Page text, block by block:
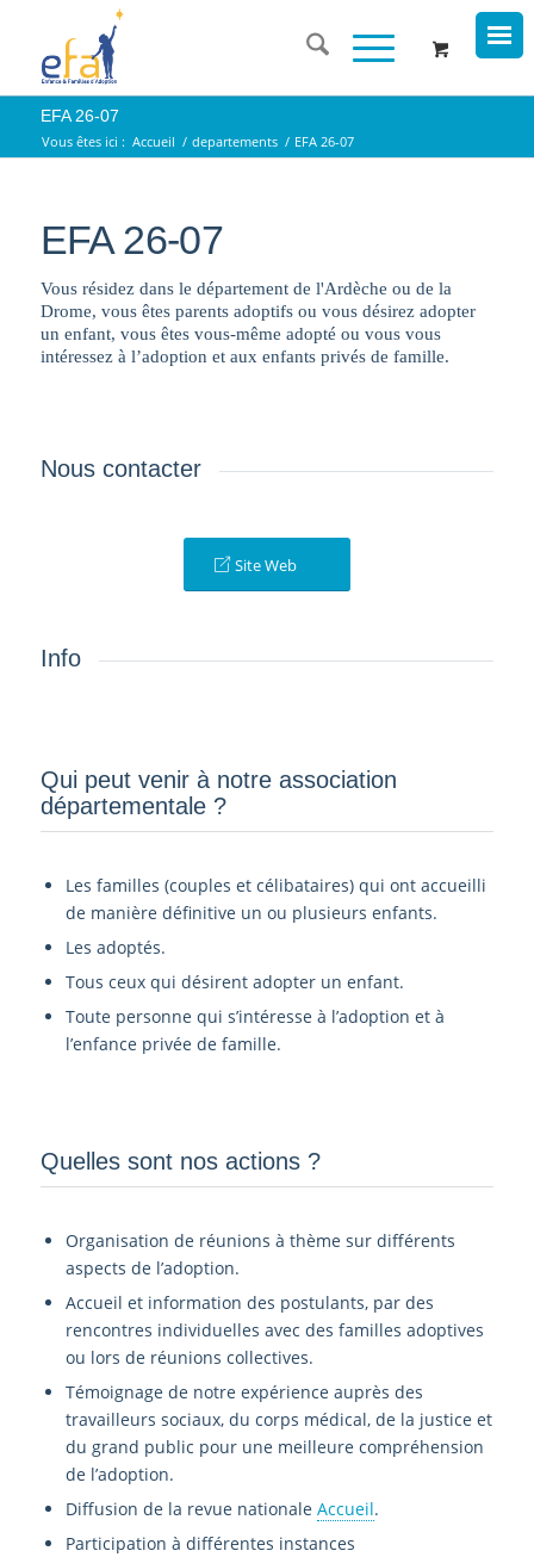
EFA 26-07
Vous êtes ici : Accueil / departements / EFA 26-07
EFA 26-07
Vous résidez dans le département de l'Ardèche ou de la
Drome, vous êtes parents adoptifs ou vous désirez adopter
un enfant, vous êtes vous-même adopté ou vous vous
intéressez à l’adoption et aux enfants privés de famille.
Nous contacter
Site Web
Info
Qui peut venir à notre association
départementale ?­
Les familles (couples et célibataires) qui ont accueilli
de manière définitive un ou plusieurs enfants.
Les adoptés.
Tous ceux qui désirent adopter un enfant.
Toute personne qui s’intéresse à l’adoption et à
l’enfance privée de famille.
Quelles sont nos actions ?
Organisation de réunions à thème sur différents
aspects de l’adoption.
Accueil et information des postulants, par des
rencontres individuelles avec des familles adoptives
ou lors de réunions collectives.
Témoignage de notre expérience auprès des
travailleurs sociaux, du corps médical, de la justice et
du grand public pour une meilleure compréhension
de l’adoption.
Diffusion de la revue nationale Accueil.
Participation à différentes instances